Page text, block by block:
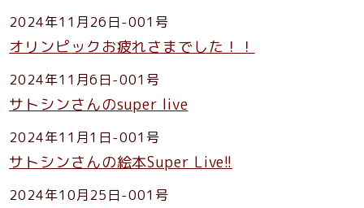
2024年11月26日-001号
オリンピックお疲れさまでした！！
2024年11月6日-001号
サトシンさんのsuper live
2024年11月1日-001号
サトシンさんの絵本Super Live!!
2024年10月25日-001号